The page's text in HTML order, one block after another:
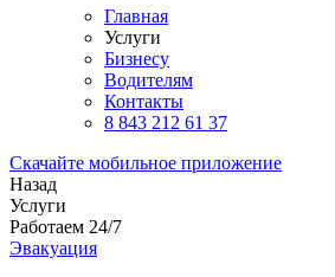
Главная
Услуги
Бизнесу
Водителям
Контакты
8 843 212 61 37
Скачайте мобильное приложение
Назад
Услуги
Работаем 24/7
Эвакуация